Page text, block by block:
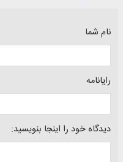
نام شما
رایانامه
دیدگاه خود را اینجا بنویسید: